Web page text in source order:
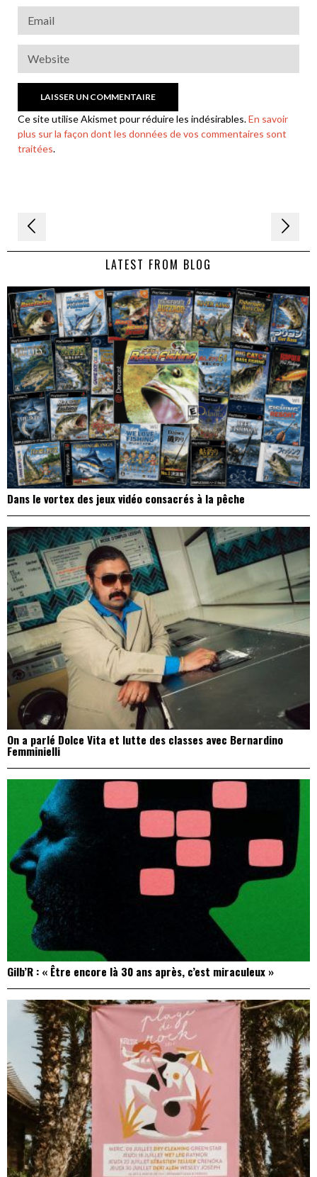
Ce site utilise Akismet pour réduire les indésirables.En savoir
plus sur la façon dont les données de vos commentaires sont
traitées.
Navigation
de LATEST FROM BLOG
Dans le vortex des jeux vidéo consacrés à la pêche
On a parlé Dolce Vita et lutte des classes avec Bernardino
Femminielli
Gilb’R : « Être encore là 30 ans après, c’est miraculeux »